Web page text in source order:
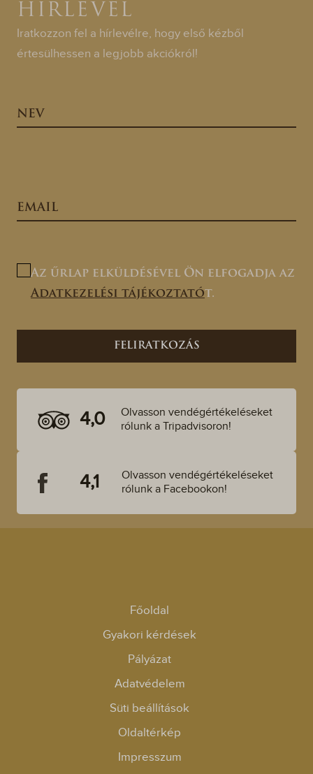
HÍRLEVÉL
Iratkozzon fel a hírlevélre, hogy első kézből
értesülhessen a legjobb akciókról!
Az űrlap elküldésével Ön elfogadja az
Adatkezelési tájékoztatót.
4,0
Olvasson vendégértékeléseket
rólunk a Tripadvisoron!
4,1
Olvasson vendégértékeléseket
rólunk a Facebookon!
Főoldal
Gyakori kérdések
Pályázat
Adatvédelem
Süti beállítások
Oldaltérkép
Impresszum